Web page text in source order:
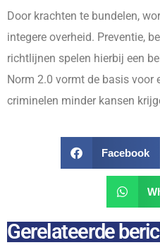
Door krachten te bundelen,
integere overheid. Preventie,
richtlijnen spelen hierbij een
Norm 2.0 vormt de basis voor
criminelen minder kansen
Facebook
Gerelateerde